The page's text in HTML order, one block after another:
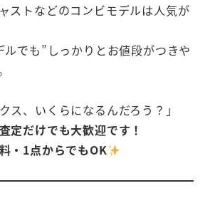
ストなどのコンビモデルは人気が
ルでも”しっかりとお値段がつきや
ス、いくらになるんだろう？」
査定だけでも大歓迎です！
・1点からでもOK